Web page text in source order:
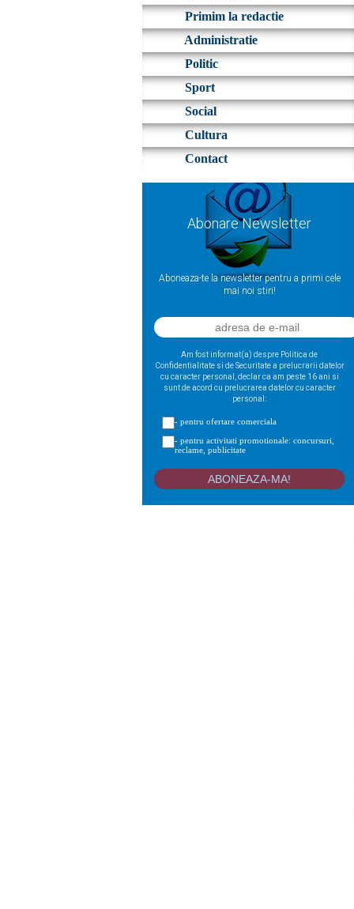
Primim la redactie
Administratie
Politic
Sport
Social
Cultura
Contact
Abonare Newsletter
Aboneaza-te la newsletter pentru a primi cele
mai noi stiri!
Am fost informat(a) despre Politica de
Confidentialitate si de Securitate a prelucrarii datelor
cu caracter personal, declar ca am peste 16 ani si
sunt de acord cu prelucrarea datelor cu caracter
personal:
- pentru ofertare comerciala
- pentru activitati promotionale: concursuri,
reclame, publicitate